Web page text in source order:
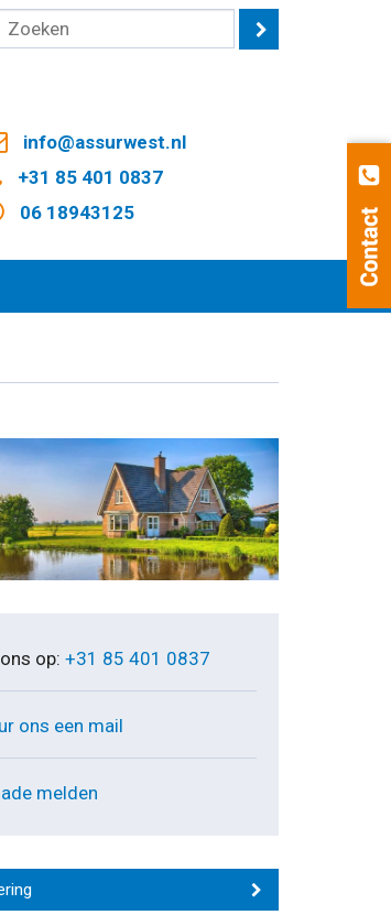
info@assurwest.nl
+31 85 401 0837
06 18943125
op: +31 85 401 0837
ons een mail
melden